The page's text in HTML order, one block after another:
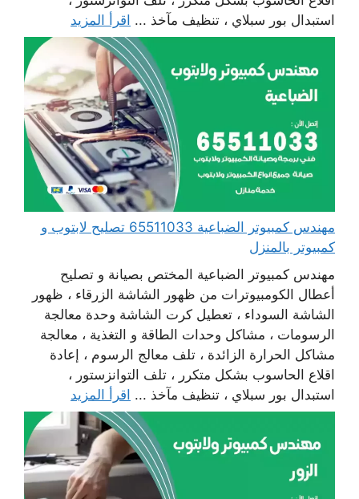
استبدال بور سبلاي ، تنظيف مآخذ ... اقرأ المزيد
مهندس كمبيوتر الضباعية 65511033 تصليح لابتوب و
كمبيوتر بالمنزل
مهندس كمبيوتر الضباعية المختص بصيانة و تصليح
أعطال الكومبيوترات من ظهور الشاشة الزرقاء ، ظهور
الشاشة السوداء ، تعطيل كرت الشاشة وحدة معالجة
الرسومات ، مشاكل وحدات الطاقة و التغذية ، معالجة
مشاكل الحرارة الزائدة ، تلف معالج الرسوم ، إعادة
اقلاع الحاسوب بشكل متكرر ، تلف التوانزستور ،
استبدال بور سبلاي ، تنظيف مآخذ ... اقرأ المزيد